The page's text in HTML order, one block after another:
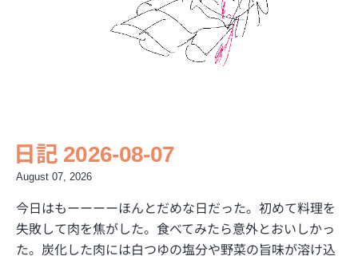
日記 2026-08-07
August 07, 2026
今日はもーーーーほんとだめな日だった。初めて料理を
失敗して肉を焦がした。食べてみたら意外とおいしかっ
た。炭化した肉には白つゆの塩分や野菜の旨味が溶け込